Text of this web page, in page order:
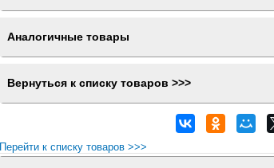
Аналогичные товары
Вернуться к списку товаров >>>
Перейти к списку товаров >>>